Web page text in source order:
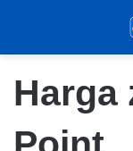
Harga